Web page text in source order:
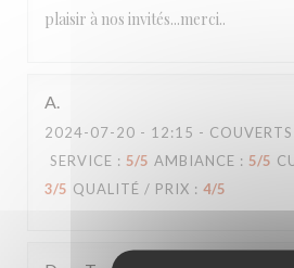
plaisir à nos invités...merci..
A
2024-07-20 - 12:15 -
SERVICE : 5/5 AMBIANCE : 5/5
3/5 QUALITÉ / PRIX : 4/5